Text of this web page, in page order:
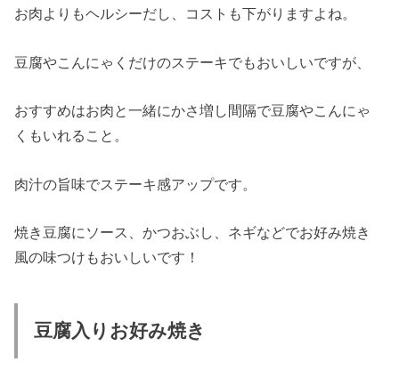
お肉よりもヘルシーだし、コストも下がりますよね。
豆腐やこんにゃくだけのステーキでもおいしいですが、
おすすめはお肉と一緒にかさ増し間隔で豆腐やこんにゃ
くもいれること。
肉汁の旨味でステーキ感アップです。
焼き豆腐にソース、かつおぶし、ネギなどでお好み焼き
風の味つけもおいしいです！
豆腐入りお好み焼き